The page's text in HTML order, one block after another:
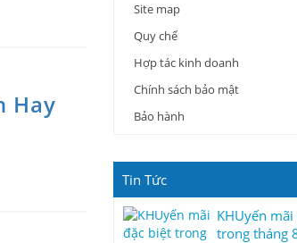
Hay
Site map
Quy chế
Hợp tác kinh doanh
Chính sách bảo mật
Bảo hành
Tin Tức
KHUyến
trong tháng